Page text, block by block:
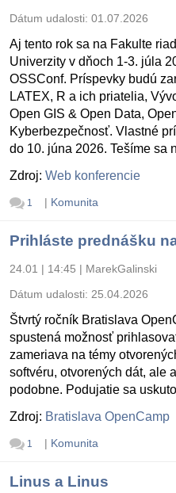
Dátum udalosti: 01.07.2026
Aj tento rok sa na Fakulte
Univerzity v dňoch 1-3. júla
OSSConf. Príspevky budú
LATEX, R a ich priatelia,
Open GIS & Open Data,
Kyberbezpečnosť. Vlastné
do 10. júna 2026. Tešíme sa
Zdroj: Web konferencie
1 | Komunita
Prihláste prednášku
24.01 | 14:45 | MarekGalinski
Dátum udalosti: 25.04.2026
Štvrtý ročník Bratislava
spustená možnosť
zameriava na témy
softvéru, otvorených dát, ale
podobne. Podujatie sa
Zdroj: Bratislava OpenCamp
1 | Komunita
Linus a Linus